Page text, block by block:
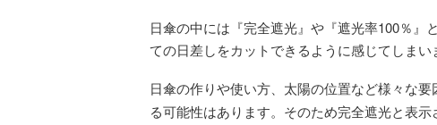
日傘の中には『完全遮光』や『遮光率100％
ての日差しをカットできるように感じてしまい
日傘の作りや使い方、太陽の位置など様々な
る可能性はあります。そのため完全遮光と表示